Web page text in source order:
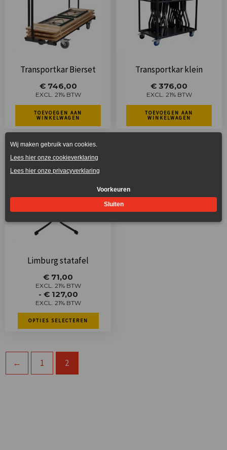
Transportkar Bierset
€746,00
EXCL. 21% BTW
TOEVOEGEN AAN
WINKELWAGEN
Transportkar klein
€ 376,00
EXCL. 21% BTW
TOEVOEGEN AAN
WINKELWAGEN
Limburg statafel
€ 71,00
EXCL. 21% BTW
- €127,00
EXCL. 21% BTW
Prijsklasse:
€ 71,00
tot
€ 127,00
OPTIES SELECTEREN
Dit
product
heeft
variaties.
Deze
optie
gekozen
op
de
productpagina
← 1 2